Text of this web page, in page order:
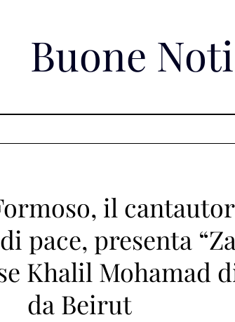
Buone
il
pace, presenta
Khalil Mohamad
da Beirut